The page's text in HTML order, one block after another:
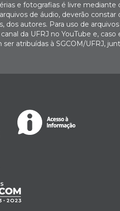
e fotografias é livre mediante
de áudio, deverão constar
dos autores. Para uso de
da UFRJ no YouTube e,
atribuídas à SGCOM/UFRJ,